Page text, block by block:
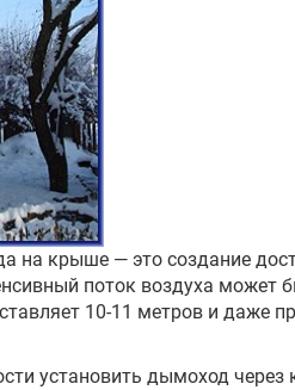
на крыше — это создание
поток воздуха
10-11 метров и даже
установить дымоход